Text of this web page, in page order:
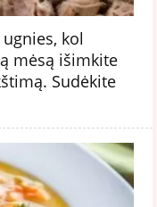
kol
mėsą išimkite
Sudėkite